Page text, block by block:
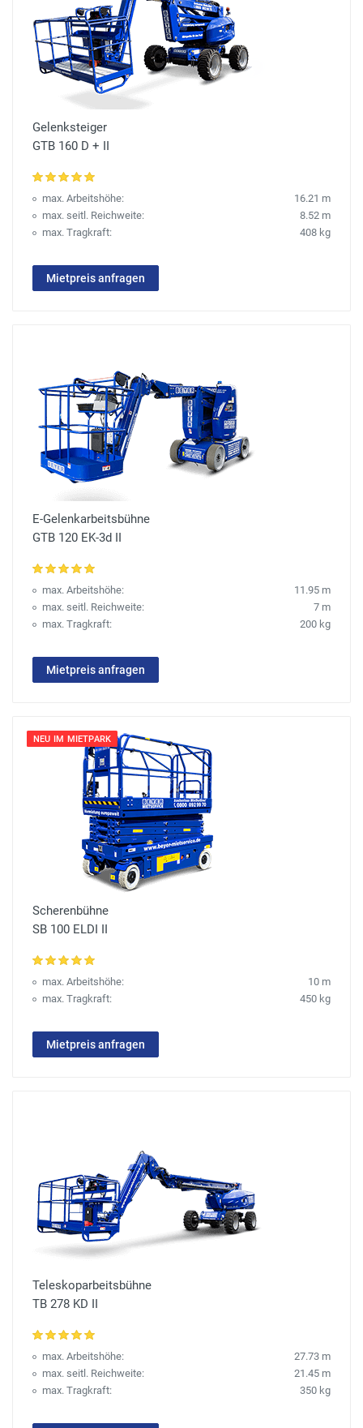
Gelenksteiger
GTB 160 D + II
max. Arbeitshöhe:
16.21 m
max. seitl. Reichweite:
8.52 m
max. Tragkraft:
408 kg
Mietpreis anfragen
E-Gelenkarbeitsbühne
GTB 120 EK-3d II
max. Arbeitshöhe:
11.95 m
max. seitl. Reichweite:
7 m
max. Tragkraft:
200 kg
Mietpreis anfragen
NEU IM MIETPARK
Scherenbühne
SB 100 ELDI II
max. Arbeitshöhe:
10 m
max. Tragkraft:
450 kg
Mietpreis anfragen
Teleskoparbeitsbühne
TB 278 KD II
max. Arbeitshöhe:
27.73 m
max. seitl. Reichweite:
21.45 m
max. Tragkraft:
350 kg